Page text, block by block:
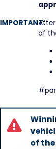
IMPORTANT:
of
of